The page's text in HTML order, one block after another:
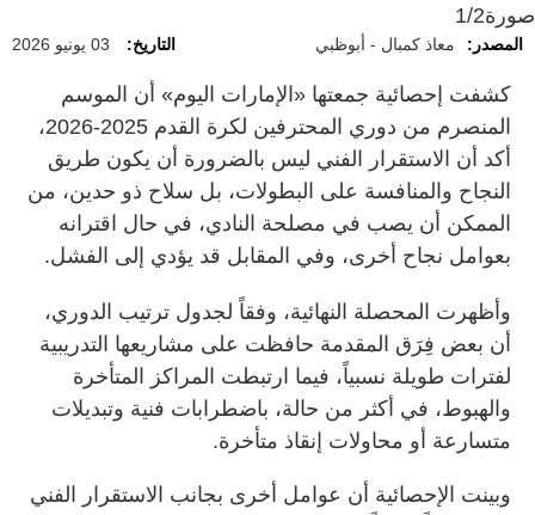
صورة1/2
المصدر: معاذ كمبال - أبوظبي التاريخ: 03 يونيو 2026
كشفت إحصائية جمعتها «الإمارات اليوم» أن الموسم
المنصرم من دوري المحترفين لكرة القدم 2025-2026،
أكد أن الاستقرار الفني ليس بالضرورة أن يكون طريق
النجاح والمنافسة على البطولات، بل سلاح ذو حدين، من
الممكن أن يصب في مصلحة النادي، في حال اقترانه
بعوامل نجاح أخرى، وفي المقابل قد يؤدي إلى الفشل.
وأظهرت المحصلة النهائية، وفقاً لجدول ترتيب الدوري،
أن بعض فِرَق المقدمة حافظت على مشاريعها التدريبية
لفترات طويلة نسبياً، فيما ارتبطت المراكز المتأخرة
والهبوط، في أكثر من حالة، باضطرابات فنية وتبديلات
متسارعة أو محاولات إنقاذ متأخرة.
وبينت الإحصائية أن عوامل أخرى بجانب الاستقرار الفني